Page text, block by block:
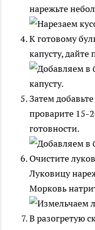
нарежьте
К готовому
капусту, дайте
Затем
проварите 15-
готовности.
Очистите
Луковицу
Морковь
В разогретую